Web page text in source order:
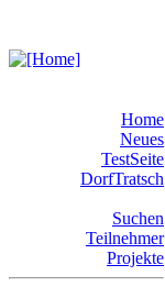
Home
Neues
TestSeite
DorfTratsch
Suchen
Teilnehmer
Projekte